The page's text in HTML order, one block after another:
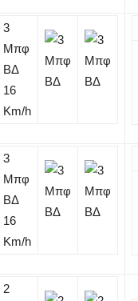
3
Μπφ
ΒΔ
16
Km/h
3
Μπφ
ΒΔ
16
Km/h
2